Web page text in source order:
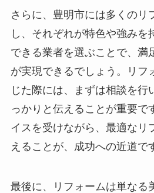
さらに、豊明市には多くのリ
し、それぞれが特色や強みを
できる業者を選ぶことで、満
が実現できるでしょう。リフ
じた際には、まずは相談を行
っかりと伝えることが重要で
イスを受けながら、最適なリ
えることが、成功への近道で
最後に、リフォームは単なる